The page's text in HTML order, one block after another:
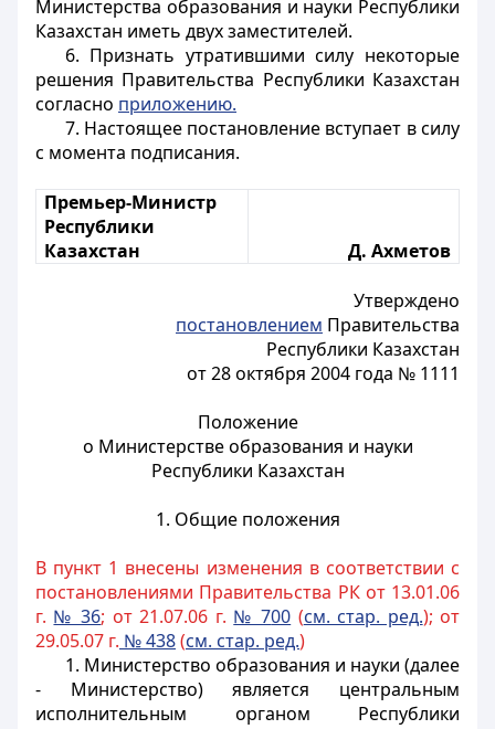
Министерства образования и науки Республики
Казахстан иметь двух заместителей.
6. Признать утратившими силу некоторые
решения Правительства Республики Казахстан
согласно приложению.
7. Настоящее постановление вступает в силу
с момента подписания.
Премьер-Министр
Республики
Казахстан
Д. Ахметов
Утверждено
постановлением Правительства
Республики Казахстан
от 28 октября 2004 года № 1111
Положение
о Министерстве образования и науки
Республики Казахстан
1. Общие положения
В пункт 1 внесены изменения в соответствии с
постановлениями Правительства РК от 13.01.06
г. № 36; от 21.07.06 г. № 700 (см. стар. ред.); от
29.05.07 г. № 438(см. стар. ред.)
1. Министерство образования и науки (далее
- Министерство) является центральным
исполнительным органом Республики